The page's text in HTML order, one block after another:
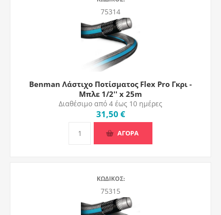
75314
Benman Λάστιχο Ποτίσματος Flex Pro Γκρι -
Μπλε 1/2'' x 25m
Διαθέσιμο από 4 έως 10 ημέρες
31,50 €
ΑΓΟΡΑ
ΚΩΔΙΚΟΣ:
75315